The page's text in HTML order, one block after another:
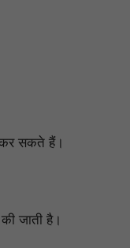
कर सकते हैं।
जाती है।